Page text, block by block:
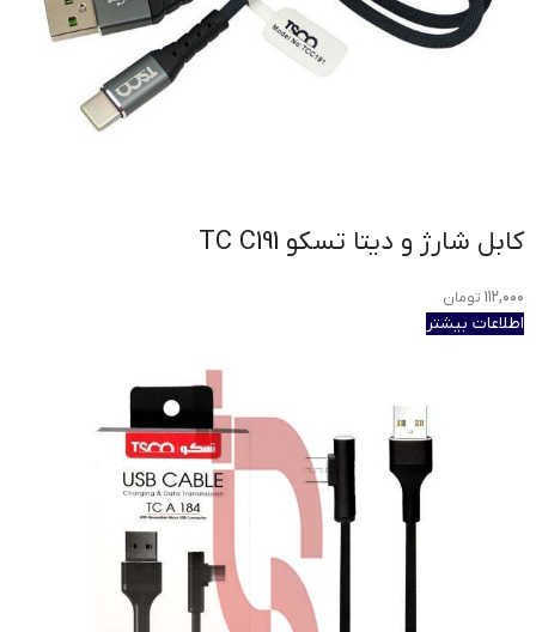
كابل شارژ و دیتا تسکو TC C191
۱۱۲,۰۰۰ تومان
اطلاعات بیشتر